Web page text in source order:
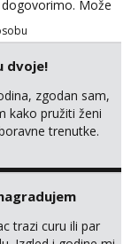
Može
Zagreba
dvoje!
zgodan sam,
kako pružiti ženi
trenutke.
i noći ispunjenoj
kemija i
posvetiti tvom
upravo ono što
trazi curu ili par